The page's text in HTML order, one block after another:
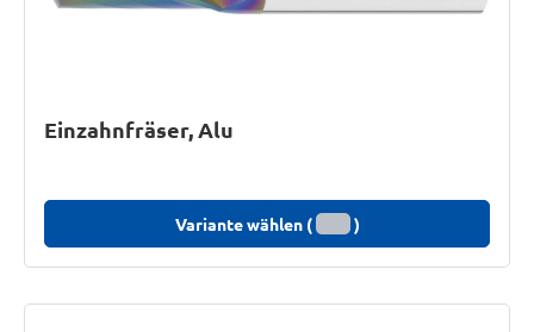
Einzahnfräser, Alu
Variante wählen ( )